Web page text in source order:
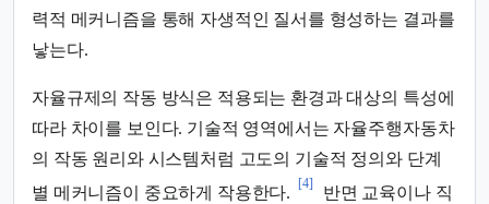
력적 메커니즘을 통해 자생적인 질서를 형성하는 결과를
낳는다.
자율규제의 작동 방식은 적용되는 환경과 대상의 특성에
따라 차이를 보인다. 기술적 영역에서는 자율주행자동차
의 작동 원리와 시스템처럼 고도의 기술적 정의와 단계
별 메커니즘이 중요하게 작용한다.
[4]
반면 교육이나 직